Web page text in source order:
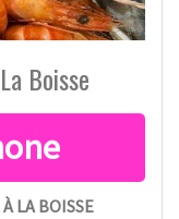
Boisse
LA BOISSE